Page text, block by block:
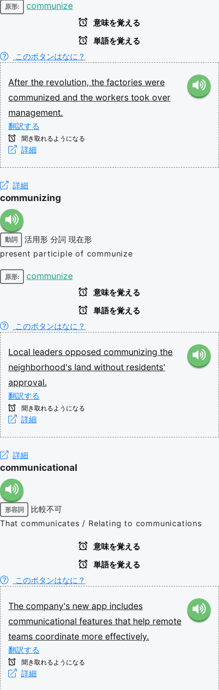
原形: communize
意味を覚える
単語を覚える
このボタンはなに？
After the revolution, the factories were
communized and the workers took over
management.
翻訳する
聞き取れるようになる
詳細
詳細
communizing
動詞 活用形 分詞 現在形
present participle of communize
原形: communize
意味を覚える
単語を覚える
このボタンはなに？
Local leaders opposed communizing the
neighborhood's land without residents'
approval.
翻訳する
聞き取れるようになる
詳細
詳細
communicational
形容詞
比較不可
That communicates / Relating to communications
意味を覚える
単語を覚える
このボタンはなに？
The company's new app includes
communicational features that help remote
teams coordinate more effectively.
翻訳する
聞き取れるようになる
詳細